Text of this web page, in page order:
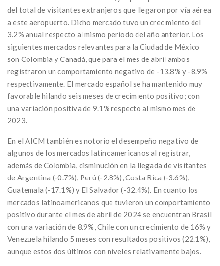
del total de visitantes extranjeros que llegaron por vía aérea
a este aeropuerto. Dicho mercado tuvo un crecimiento del
3.2% anual respecto al mismo periodo del año anterior. Los
siguientes mercados relevantes para la Ciudad de México
son Colombia y Canadá, que para el mes de abril ambos
registraron un comportamiento negativo de -13.8% y -8.9%
respectivamente. El mercado español se ha mantenido muy
favorable hilando seis meses de crecimiento positivo; con
una variación positiva de 9.1% respecto al mismo mes de
2023.
En el AICM también es notorio el desempeño negativo de
algunos de los mercados latinoamericanos al registrar,
además de Colombia, disminución en la llegada de visitantes
de Argentina (-0.7%), Perú (-2.8%), Costa Rica (-3.6%),
Guatemala (-17.1%) y El Salvador (-32.4%). En cuanto los
mercados latinoamericanos que tuvieron un comportamiento
positivo durante el mes de abril de 2024 se encuentran Brasil
con una variación de 8.9%, Chile con un crecimiento de 16% y
Venezuela hilando 5 meses con resultados positivos (22.1%),
aunque estos dos últimos con niveles relativamente bajos.